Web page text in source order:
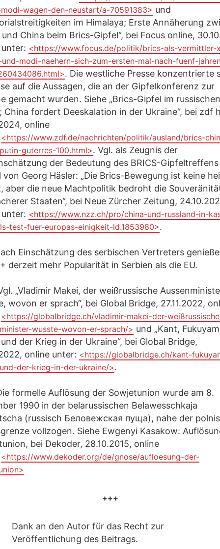
wagen-den-neustart/a-70591383> und
im Himalaya; Erste Annäherung
China beim Brics-Gipfel“, bei Focus online,
<https://www.focus.de/politik/brics-als-vermittler-
modi-naehern-sich-zum-ersten-mal-nach-fuenf-
. Die westliche Presse konzentrierte
auf die Aussagen, die an der Gipfelkonferenz zur
gemacht wurden. Siehe „Brics-Gipfel im russischen
China fordert Deeskalation in der Ukraine“, bei zdf
online
<https://www.zdf.de/nachrichten/politik/ausland/brics-
guterres-100.html>. Vgl. als Zeugnis der
der Bedeutung des BRICS-
Georg Häsler: „Die Brics-Bewegung ist keine
aber die neue Machtpolitik bedroht die
Staaten“, bei Neue Zürcher Zeitung,
<https://www.nzz.ch/pro/china-und-russland-in-
test-fuer-europas-einigkeit-ld.1853980>.
Einschätzung des serbischen Vertreters
derzeit mehr Popularität in Serbien als die EU.
„Vladimir Makei, der weißrussische
wovon er sprach“, bei Global Bridge, 27.11.2022,
<https://globalbridge.ch/vladimir-makei-der-
wusste-wovon-er-sprach/> und „Kant,
der Krieg in der Ukraine“, bei Global Bridge,
online unter: <https://globalbridge.ch/kant-
der-krieg-in-der-ukraine/>.
formelle Auflösung der Sowjetunion wurde am 8.
1990 in der belarussischen Belawesschkaja
(russisch Беловежская пуща), nahe der
vollzogen. Siehe Ewgenyi Kasakow:
bei Dekoder, 28.10.2015, online
<https://www.dekoder.org/de/gnose/aufloesung-der-
+++
Dank an den Autor für das Recht zur
Veröffentlichung des Beitrags.